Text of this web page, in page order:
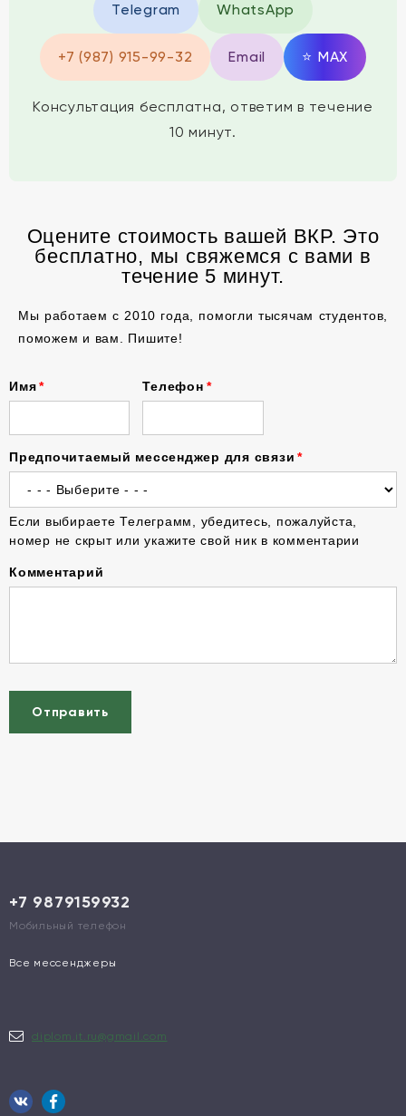
Telegram WhatsApp
+7 (987) 915-99-32 Email ⭐ MAX
Консультация бесплатна, ответим в течение
10 минут.
Оцените стоимость вашей ВКР. Это
бесплатно, мы свяжемся с вами в
течение 5 минут.
Мы работаем с 2010 года, помогли тысячам студентов,
поможем и вам. Пишите!
Имя Телефон
Предпочитаемый мессенджер для связи
Если выбираете Телеграмм, убедитесь, пожалуйста,
номер не скрыт или укажите свой ник в комментарии
Комментарий
Отправить
+7 9879159932
Мобильный телефон
Все мессенджеры
diplom.it.ru@gmail.com